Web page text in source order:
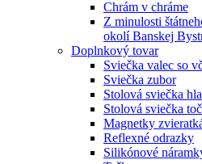
Chrám v chráme
Z minulosti
okolí Banskej
Doplnkový tovar
Sviečka valec so
Sviečka zubor
Stolová sviečka
Stolová sviečka
Magnetky
Reflexné odrazky
Silikónové